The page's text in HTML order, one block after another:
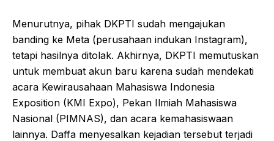
Menurutnya, pihak DKPTI sudah mengajukan
banding ke Meta (perusahaan indukan Instagram),
tetapi hasilnya ditolak. Akhirnya, DKPTI memutuskan
untuk membuat akun baru karena sudah mendekati
acara Kewirausahaan Mahasiswa Indonesia
Exposition (KMI Expo), Pekan Ilmiah Mahasiswa
Nasional (PIMNAS), dan acara kemahasiswaan
lainnya. Daffa menyesalkan kejadian tersebut terjadi